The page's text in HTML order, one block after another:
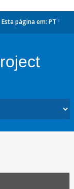
Esta página em: PT